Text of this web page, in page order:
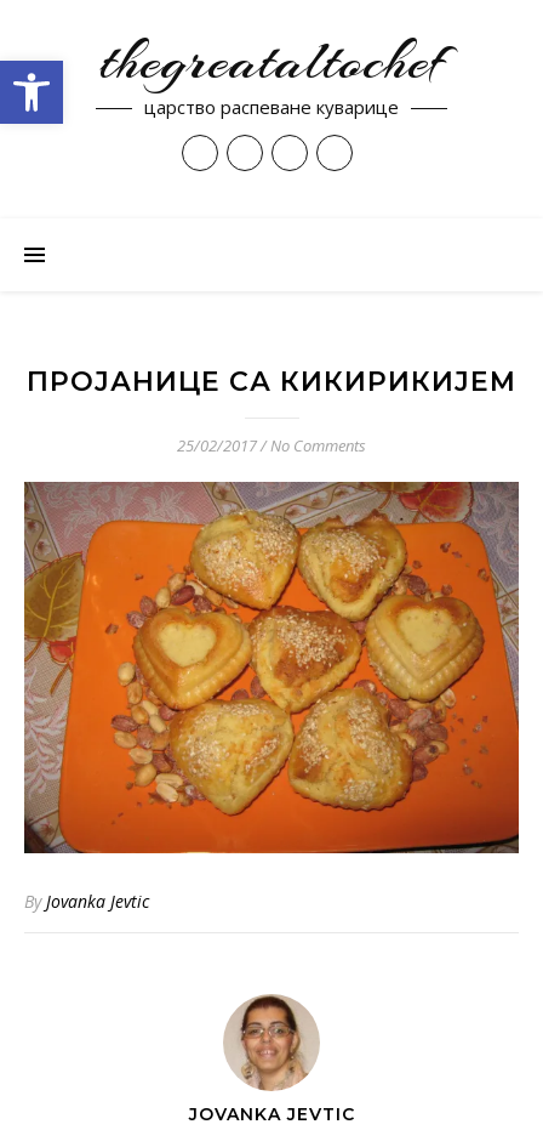
thegreataltochef
царство распеване куварице
ПРОЈАНИЦЕ СА КИКИРИКИЈЕМ
25/02/2017/No Comments
ByJovanka Jevtic
JOVANKA JEVTIC
Open toolbar